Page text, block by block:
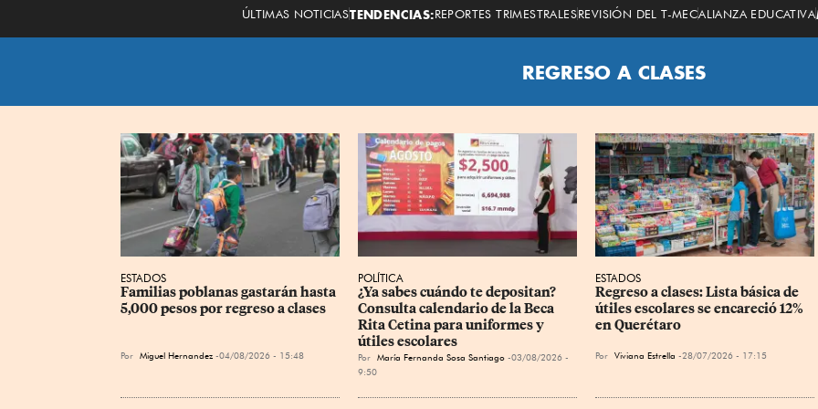
ÚLTIMAS NOTICIASTENDENCIAS:REPORTES TRIMESTRALESREVISIÓN DEL T-MECALIANZA EDUCATIVA
REGRESO A CLASES
ESTADOS
Familias poblanas gastarán hasta
5,000 pesos por regreso a clases
Por Miguel Hernandez 04/08/2026 - 15:48
POLÍTICA
¿Ya sabes cuándo te depositan?
Consulta calendario de la Beca
Rita Cetina para uniformes y
útiles escolares
Por María Fernanda Sosa Santiago 03/08/2026 -
9:50
ESTADOS
Regreso a clases: Lista básica de
útiles escolares se encareció 12%
en Querétaro
Por Viviana Estrella 28/07/2026 - 17:15